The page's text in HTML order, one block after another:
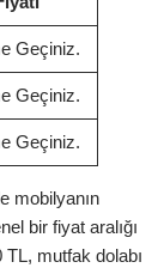
Geçiniz.
Geçiniz.
Geçiniz.
mobilyanın
bir fiyat aralığı
mutfak dolabı